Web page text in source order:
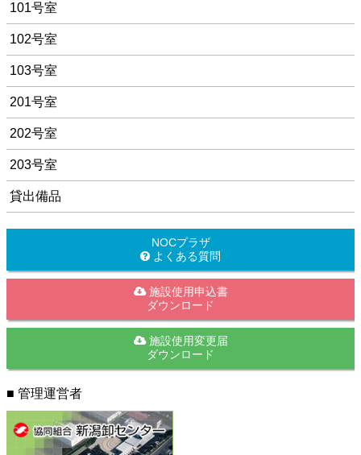
101号室
102号室
103号室
201号室
202号室
203号室
貸出備品
NOCプラザ
よくある質問
施設使用申込書
ダウンロード
施設使用変更届
ダウンロード
■ 管理運営者